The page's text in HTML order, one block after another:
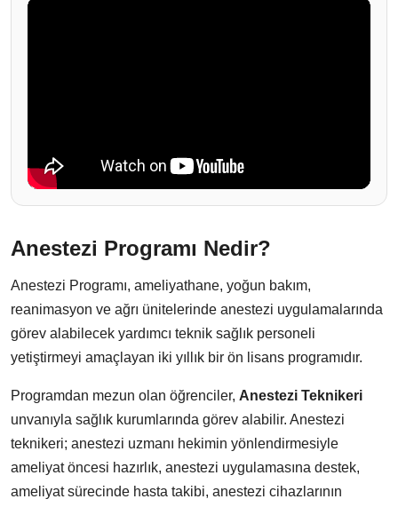
Anestezi Programı Nedir?
Anestezi Programı, ameliyathane, yoğun bakım,
reanimasyon ve ağrı ünitelerinde anestezi uygulamalarında
görev alabilecek yardımcı teknik sağlık personeli
yetiştirmeyi amaçlayan iki yıllık bir ön lisans programıdır.
Programdan mezun olan öğrenciler, Anestezi Teknikeri
unvanıyla sağlık kurumlarında görev alabilir. Anestezi
teknikeri; anestezi uzmanı hekimin yönlendirmesiyle
ameliyat öncesi hazırlık, anestezi uygulamasına destek,
ameliyat sürecinde hasta takibi, anestezi cihazlarının